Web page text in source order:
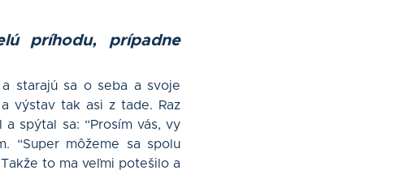
príhodu, prípadne
starajú sa o seba a svoje
výstav tak asi z tade. Raz
spýtal sa: “Prosím vás, vy
“Super môžeme sa spolu
to ma veľmi potešilo a